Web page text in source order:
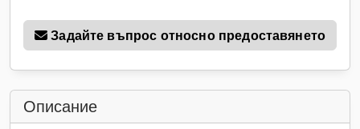
Задайте въпрос относно предоставянето
Описание